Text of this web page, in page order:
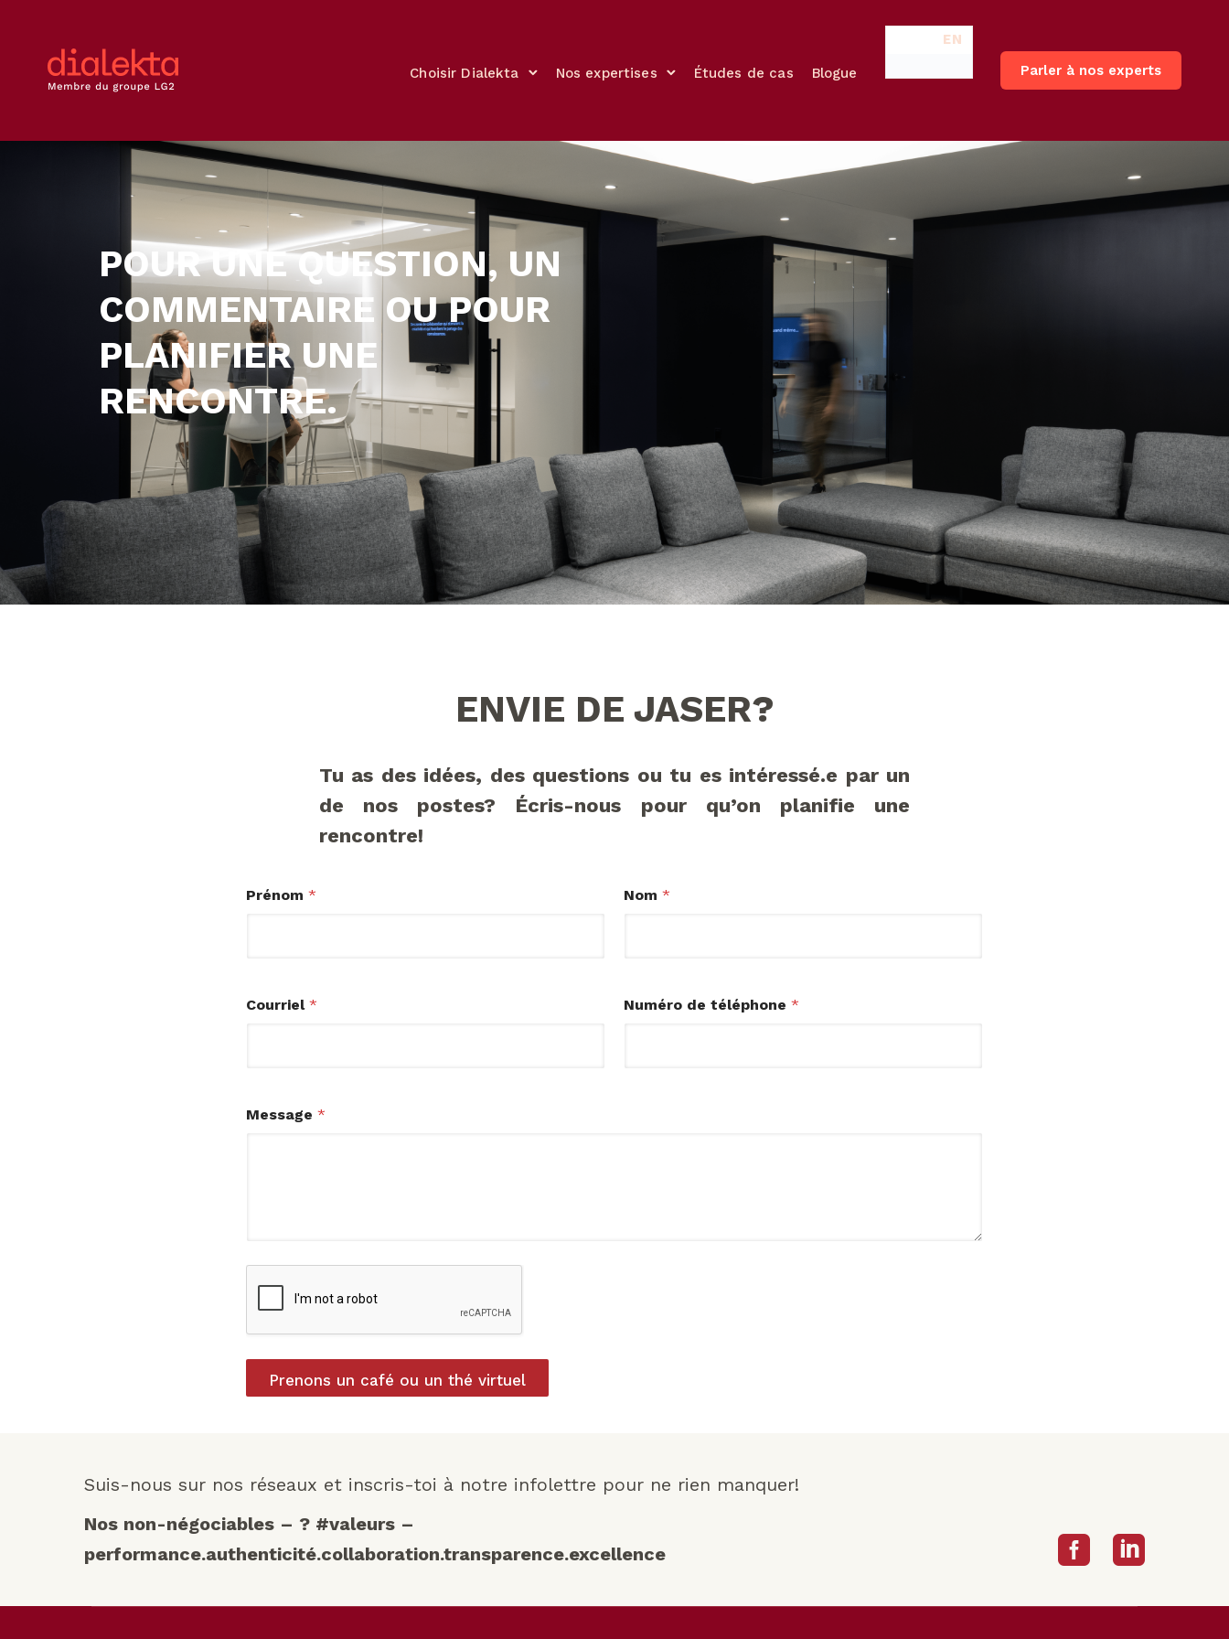
Choisir Dialekta Nos expertises Études de cas Blogue
EN
Parler à nos experts
POUR UNE QUESTION, UN
COMMENTAIRE OU POUR
PLANIFIER UNE
RENCONTRE.
ENVIE DE JASER?
Tu as des idées, des questions ou tu es intéressé.e par un
de nos postes? Écris-nous pour qu’on planifie une
rencontre!
Prénom * Nom *
Courriel * Numéro de téléphone *
Message *
Prenons un café ou un thé virtuel
Suis-nous sur nos réseaux et inscris-toi à notre infolettre pour ne rien manquer!
Nos non-négociables – ? #valeurs –
performance.authenticité.collaboration.transparence.excellence